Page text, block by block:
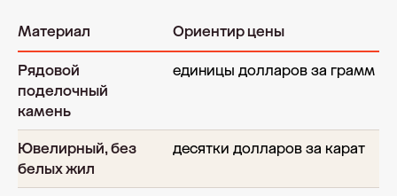
Материал Ориентир цены
Рядовой
поделочный
камень
единицы долларов за грамм
Ювелирный, без
белых жил
десятки долларов за карат